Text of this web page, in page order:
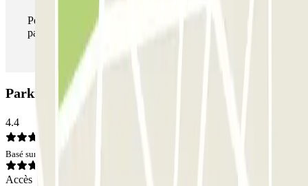
Pendant votre séjour, vous pouvez entrer et sortir du
parking aussi souvent que vous le souhaitez.
Parking SABA Plaça Santa Anna: Avis
4.4
Basé sur 9 avis
Accès